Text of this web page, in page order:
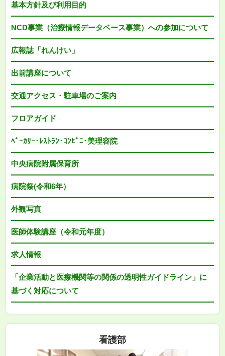
基本方針及び利用目的
NCD事業（治療情報データベース事業）への参加について
広報誌「れんけい」
出前講座について
交通アクセス・駐車場のご案内
フロアガイド
ﾍﾞｰｶﾘｰ･ﾚｽﾄﾗﾝ･ｺﾝﾋﾞﾆ･美理容院
中央病院附属保育所
病院祭(令和6年）
外観写真
医師体験講座（令和元年度）
求人情報
「企業活動と医療機関等の関係の透明性ガイドライン」に
基づく対応について
看護部